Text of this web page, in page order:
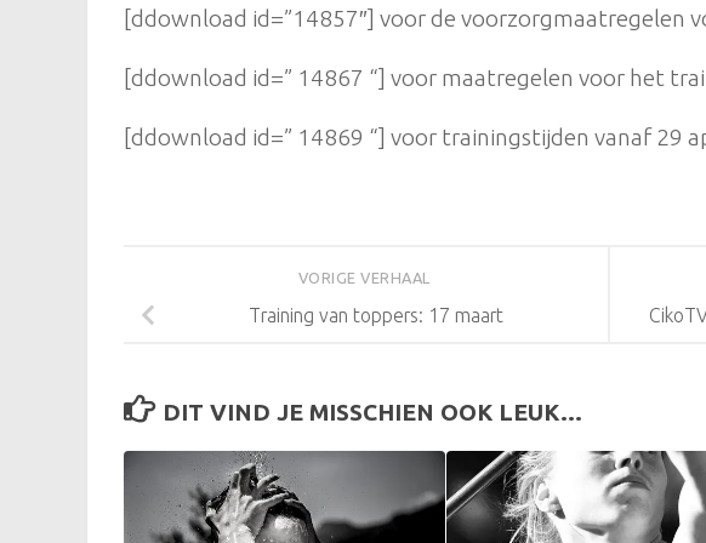
[ddownload id=”14857″] voor de voorzorgmaatregelen
[ddownload id=” 14867 “] voor maatregelen voor het
[ddownload id=” 14869 “] voor trainingstijden vanaf 29
VORIGE VERHAAL
Training van toppers: 17 maart
DIT VIND JE MISSCHIEN OOK LEUK...